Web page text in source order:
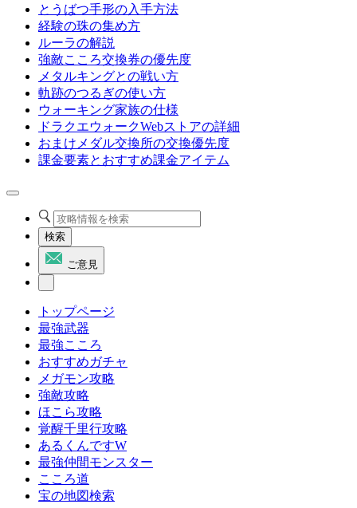
とうばつ手形の入手方法
経験の珠の集め方
ルーラの解説
強敵こころ交換券の優先度
メタルキングとの戦い方
軌跡のつるぎの使い方
ウォーキング家族の仕様
ドラクエウォークWebストアの詳細
おまけメダル交換所の交換優先度
課金要素とおすすめ課金アイテム
検索
ご意見
トップページ
最強武器
最強こころ
おすすめガチャ
メガモン攻略
強敵攻略
ほこら攻略
覚醒千里行攻略
あるくんですW
最強仲間モンスター
こころ道
宝の地図検索